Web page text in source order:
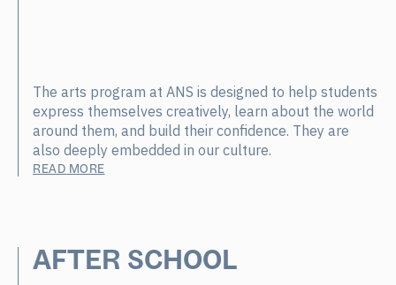
The arts program at ANS is designed to help students
express themselves creatively, learn about the world
around them, and build their confidence. They are
also deeply embedded in our culture.
READ MORE
AFTER SCHOOL